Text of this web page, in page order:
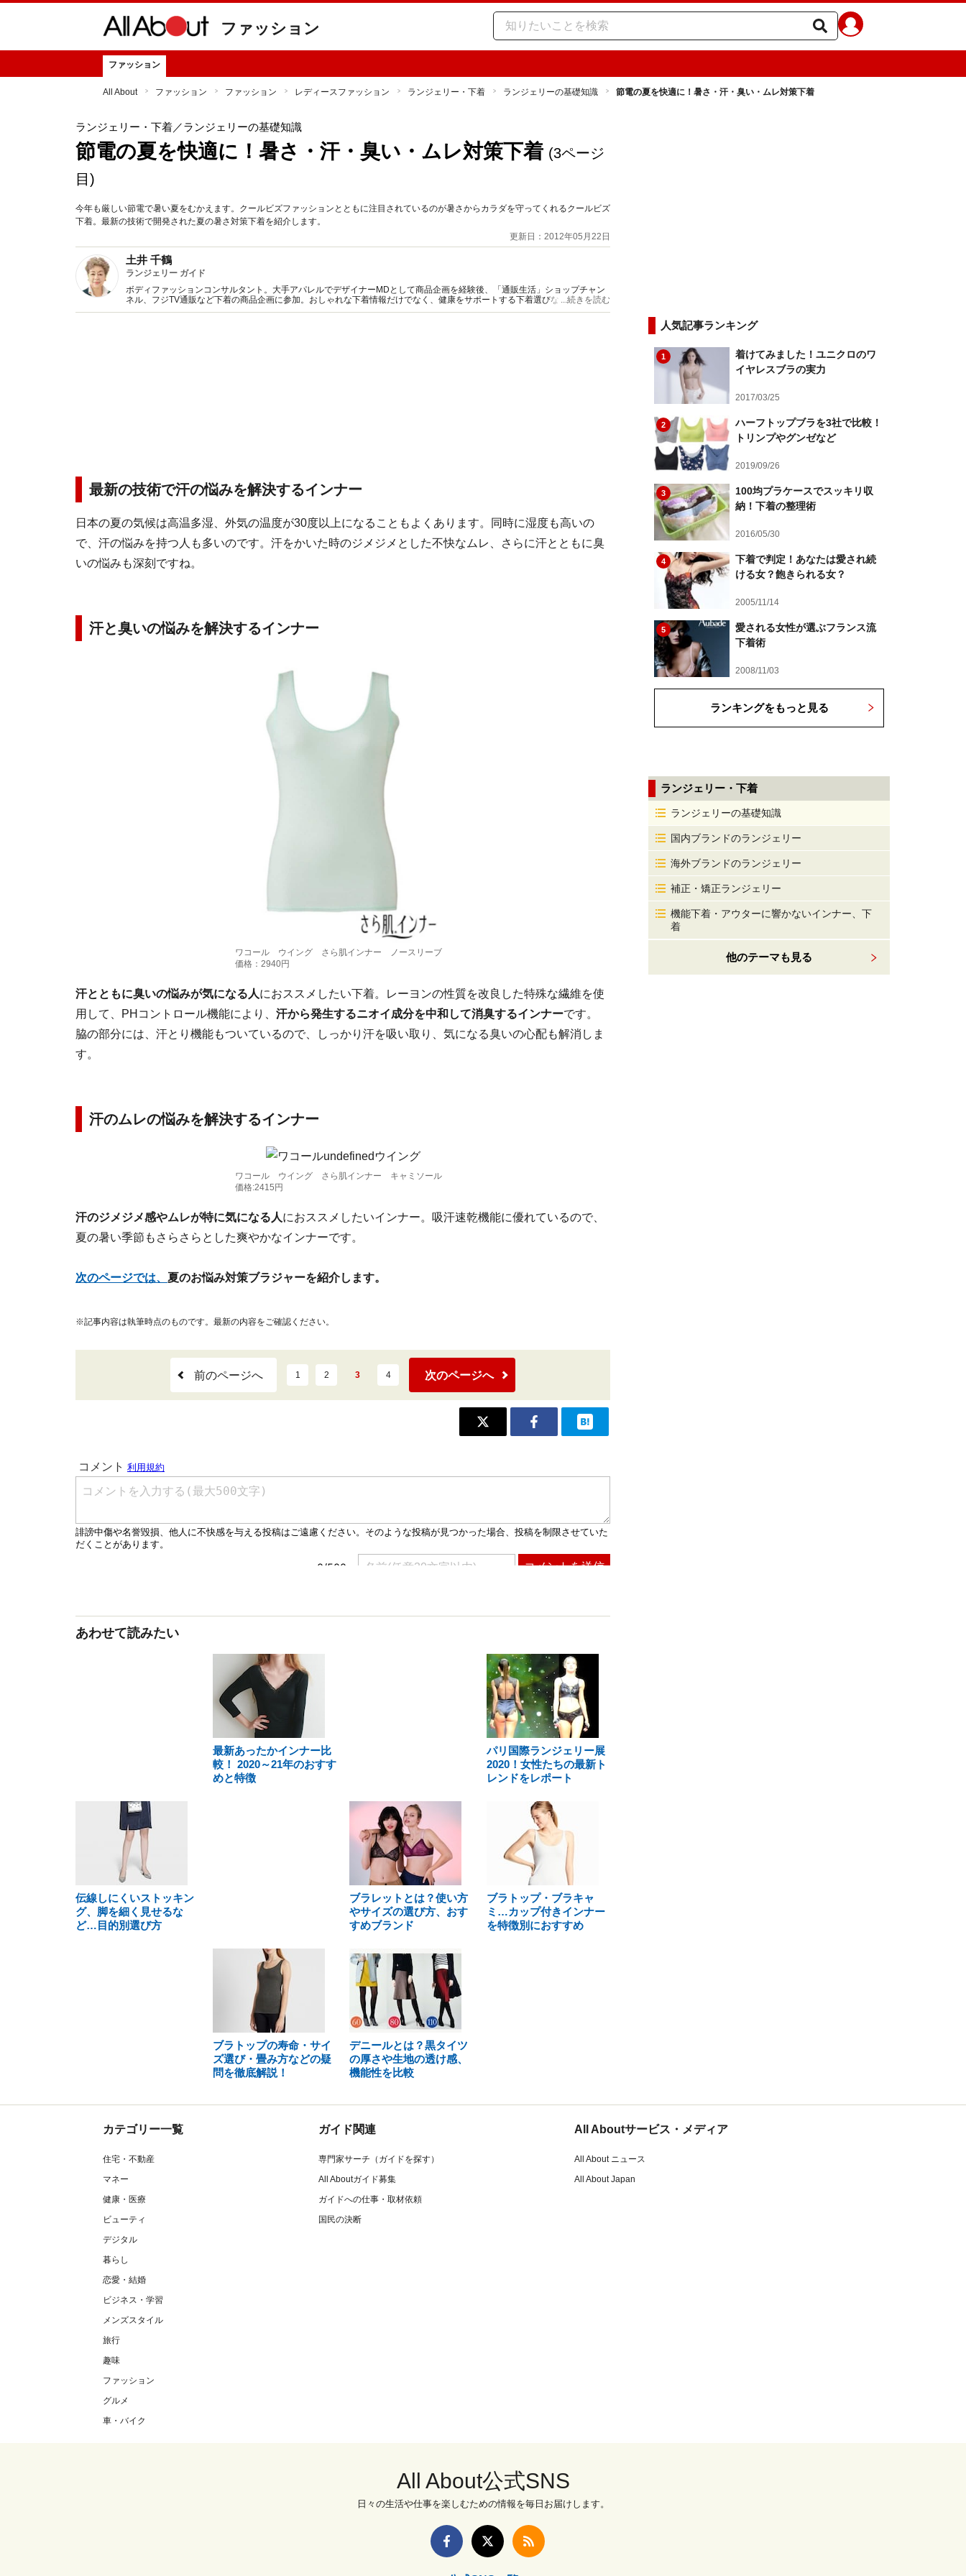
ファッション
ファッション
All About ファッション ファッション レディースファッション ランジェリー・下着 ランジェリーの基礎知識 節電の夏を快適に！暑さ・汗・臭い・ムレ対策下着
ランジェリー・下着／ランジェリーの基礎知識
節電の夏を快適に！暑さ・汗・臭い・ムレ対策下着 (3ページ
目)
今年も厳しい節電で暑い夏をむかえます。クールビズファッションとともに注目されているのが暑さからカラダを守ってくれるクールビズ
下着。最新の技術で開発された夏の暑さ対策下着を紹介します。
更新日：2012年05月22日
土井 千鶴
ランジェリー ガイド
ボディファッションコンサルタント。大手アパレルでデザイナーMDとして商品企画を経験後、「通販生活」ショップチャン
ネル、フジTV通販など下着の商品企画に参加。おしゃれな下着情報だけでなく、健康をサポートする下着選びなど、ファッ
ションとランジェリー（下着）双方に精通した下着情報を発信。
...続きを読む
最新の技術で汗の悩みを解決するインナー
日本の夏の気候は高温多湿、外気の温度が30度以上になることもよくあります。同時に湿度も高いの
で、汗の悩みを持つ人も多いのです。汗をかいた時のジメジメとした不快なムレ、さらに汗とともに臭
いの悩みも深刻ですね。
汗と臭いの悩みを解決するインナー
ワコール ウイング さら肌インナー ノースリーブ
価格：2940円
汗とともに臭いの悩みが気になる人におススメしたい下着。レーヨンの性質を改良した特殊な繊維を使
用して、PHコントロール機能により、 汗から発生するニオイ成分を中和して消臭するインナーです。
脇の部分には、汗とり機能もついているので、しっかり汗を吸い取り、気になる臭いの心配も解消しま
す。
汗のムレの悩みを解決するインナー
ワコール ウイング さら肌インナー キャミソール
価格:2415円
汗のジメジメ感やムレが特に気になる 人におススメしたいインナー。吸汗速乾機能に優れているので、
夏の暑い季節もさらさらとした爽やかなインナーです。
次のページでは、 夏のお悩み対策ブラジャーを紹介します。
※記事内容は執筆時点のものです。最新の内容をご確認ください。
前のページへ 1 2 3 4 次のページへ
あわせて読みたい
最新あったかインナー比
較！ 2020～21年のおすす
めと特徴
パリ国際ランジェリー展
2020！女性たちの最新ト
レンドをレポート
伝線しにくいストッキン
グ、脚を細く見せるな
ど…目的別選び方
ブラレットとは？使い方
やサイズの選び方、おす
すめブランド
ブラトップ・ブラキャ
ミ…カップ付きインナー
を特徴別におすすめ
ブラトップの寿命・サイ
ズ選び・畳み方などの疑
問を徹底解説！
デニールとは？黒タイツ
の厚さや生地の透け感、
機能性を比較
人気記事ランキング
1
着けてみました！ユニクロのワ
イヤレスブラの実力
2017/03/25
2
ハーフトップブラを3社で比較！
トリンプやグンゼなど
2019/09/26
3
100均プラケースでスッキリ収
納！下着の整理術
2016/05/30
4
下着で判定！あなたは愛され続
ける女？飽きられる女？
2005/11/14
5
愛される女性が選ぶフランス流
下着術
2008/11/03
ランキングをもっと見る
ランジェリー・下着
ランジェリーの基礎知識
国内ブランドのランジェリー
海外ブランドのランジェリー
補正・矯正ランジェリー
機能下着・アウターに響かないインナー、下
着
他のテーマも見る
カテゴリー一覧
住宅・不動産
マネー
健康・医療
ビューティ
デジタル
暮らし
恋愛・結婚
ビジネス・学習
メンズスタイル
旅行
趣味
ファッション
グルメ
車・バイク
ガイド関連
専門家サーチ（ガイドを探す）
All Aboutガイド募集
ガイドへの仕事・取材依頼
国民の決断
All Aboutサービス・メディア
All About ニュース
All About Japan
All About公式SNS
日々の生活や仕事を楽しむための情報を毎日お届けします。